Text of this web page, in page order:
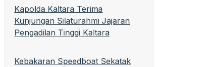
Kapolda Kaltara Terima
Kunjungan Silaturahmi Jajaran
Pengadilan Tinggi Kaltara
Kebakaran Speedboat Sekatak